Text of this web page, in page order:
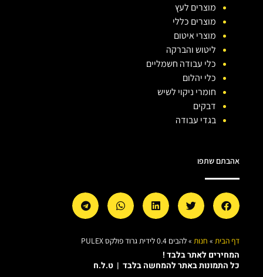
מוצרים לעץ
מוצרים כללי
מוצרי איטום
ליטוש והברקה
כלי עבודה חשמליים
כלי יהלום
חומרי ניקוי לשיש
דבקים
בגדי עבודה
אהבתם שתפו
דף הבית » חנות »להבים 0.4 לידית גרוד פולקס PULEX
המחירים לאתר בלבד !
כל התמונות באתר להמחשה בלבד | ט.ל.ח